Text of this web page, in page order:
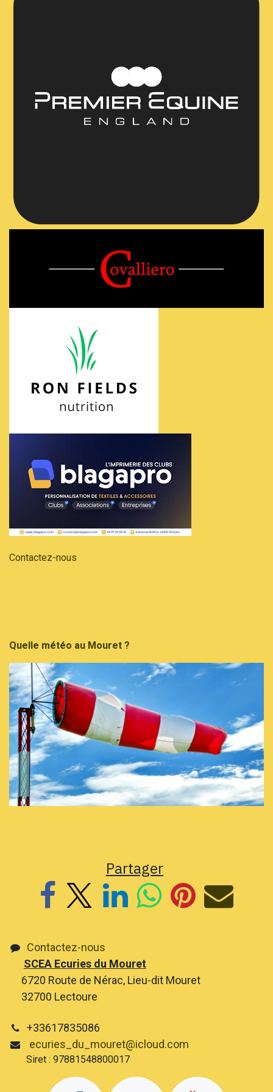
Contactez-nous
Quelle météo au Mouret ?
Partager
Contactez-nous
SCEA Ecuries du Mouret
6720 Route de Nérac, Lieu-dit Mouret
32700 Lectoure
+33617835086
ecuries_du_mouret@icloud.com
Siret : 97881548800017